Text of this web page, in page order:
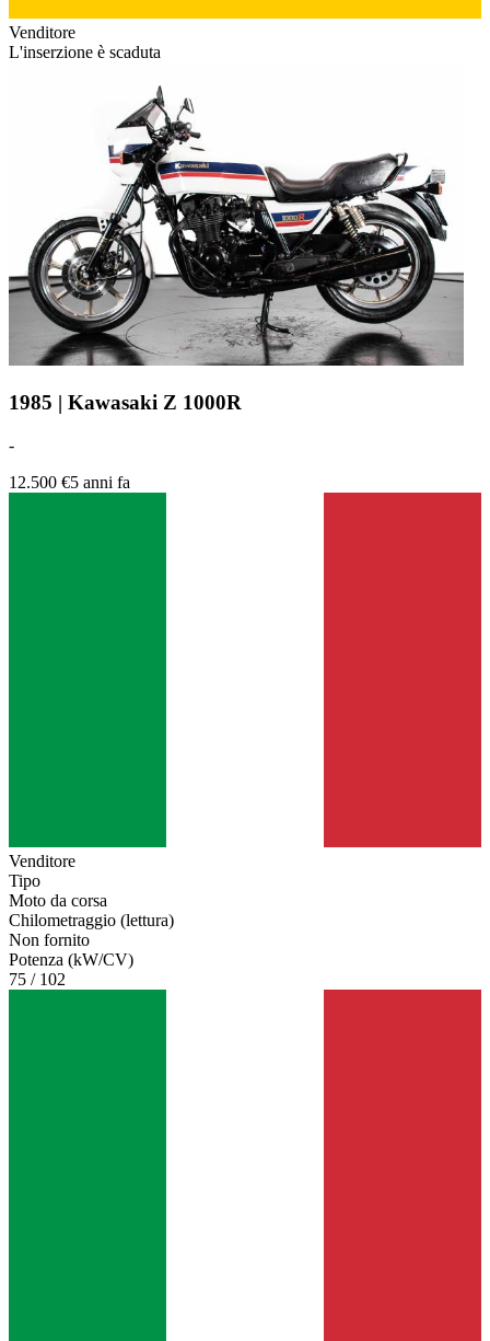
Venditore
L'inserzione è scaduta
1985 | Kawasaki Z 1000R
-
12.500 €5 anni fa
Venditore
Tipo
Moto da corsa
Chilometraggio (lettura)
Non fornito
Potenza (kW/CV)
75 / 102